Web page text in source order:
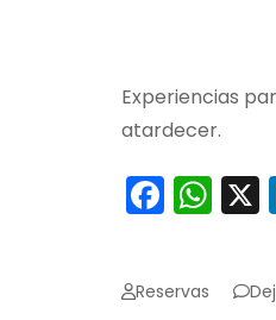
Experiencias
atardecer.
Reservas